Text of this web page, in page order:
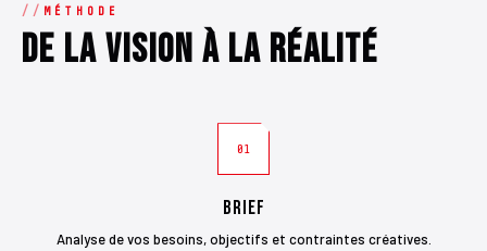
MÉTHODE
De la vision à la réalité
01
Brief
Analyse de vos besoins, objectifs et contraintes créatives.